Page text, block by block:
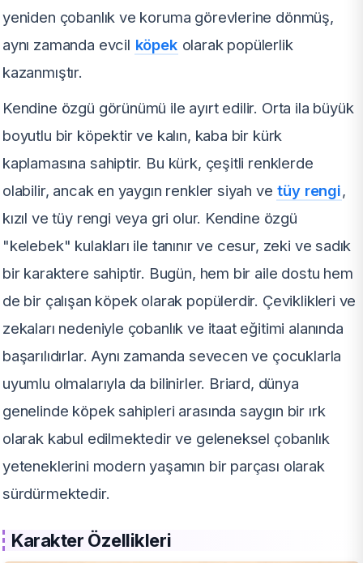
yeniden çobanlık ve koruma görevlerine dönmüş,
aynı zamanda evcil köpek olarak popülerlik
kazanmıştır.
Kendine özgü görünümü ile ayırt edilir. Orta ila büyük
boyutlu bir köpektir ve kalın, kaba bir kürk
kaplamasına sahiptir. Bu kürk, çeşitli renklerde
olabilir, ancak en yaygın renkler siyah ve tüy rengi,
kızıl ve tüy rengi veya gri olur. Kendine özgü
"kelebek" kulakları ile tanınır ve cesur, zeki ve sadık
bir karaktere sahiptir. Bugün, hem bir aile dostu hem
de bir çalışan köpek olarak popülerdir. Çeviklikleri ve
zekaları nedeniyle çobanlık ve itaat eğitimi alanında
başarılıdırlar. Aynı zamanda sevecen ve çocuklarla
uyumlu olmalarıyla da bilinirler. Briard, dünya
genelinde köpek sahipleri arasında saygın bir ırk
olarak kabul edilmektedir ve geleneksel çobanlık
yeteneklerini modern yaşamın bir parçası olarak
sürdürmektedir.
Karakter Özellikleri